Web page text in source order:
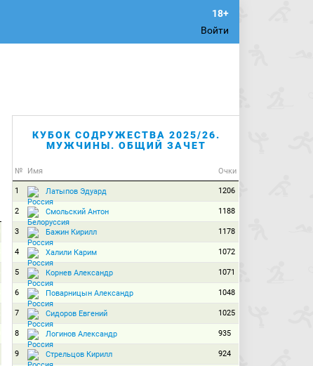
Войти
КУБОК СОДРУЖЕСТВА 2025/26.
МУЖЧИНЫ. ОБЩИЙ ЗАЧЕТ
№ Имя Очки
1 Латыпов Эдуард 1206
2 Смольский Антон 1188
3 Бажин Кирилл 1178
4 Халили Карим 1072
5 Корнев Александр 1071
6 Поварницын Александр 1048
7 Сидоров Евгений 1025
8 Логинов Александр 935
9 Стрельцов Кирилл 924